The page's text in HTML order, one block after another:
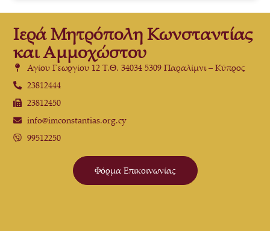
Ιερά Μητρόπολη Κωνσταντίας
και Αμμοχώστου
Αγίου Γεωργίου 12 Τ.Θ. 34034 5309 Παραλίμνι – Κύπρος
23812444
23812450
info@imconstantias.org.cy
99512250
Φόρμα Επικοινωνίας